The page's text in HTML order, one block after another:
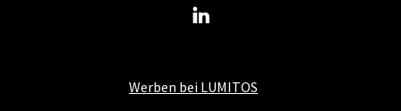
Werben bei LUMITOS